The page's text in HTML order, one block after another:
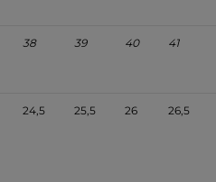
38 39 40 41
24,5 25,5 26 26,5